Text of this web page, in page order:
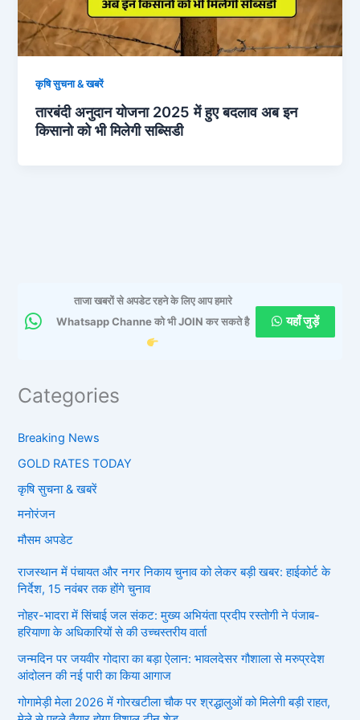
कृषि सुचना & खबरें
तारबंदी अनुदान योजना 2025 में हुए बदलाव अब इन
किसानो को भी मिलेगी सब्सिडी
ताजा खबरों से अपडेट रहने के लिए आप हमारे
Whatsapp Channe को भी JOIN कर सकते है
यहाँ जुड़ें
Categories
Breaking News
GOLD RATES TODAY
कृषि सुचना & खबरें
मनोरंजन
मौसम अपडेट
राजस्थान में पंचायत और नगर निकाय चुनाव को लेकर बड़ी खबर: हाईकोर्ट के
निर्देश, 15 नवंबर तक होंगे चुनाव
नोहर-भादरा में सिंचाई जल संकट: मुख्य अभियंता प्रदीप रस्तोगी ने पंजाब-
हरियाणा के अधिकारियों से की उच्चस्तरीय वार्ता
जन्मदिन पर जयवीर गोदारा का बड़ा ऐलान: भावलदेसर गौशाला से मरुप्रदेश
आंदोलन की नई पारी का किया आगाज
गोगामेड़ी मेला 2026 में गोरखटीला चौक पर श्रद्धालुओं को मिलेगी बड़ी राहत,